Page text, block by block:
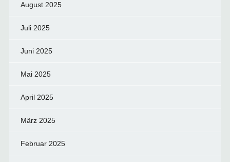
August 2025
Juli 2025
Juni 2025
Mai 2025
April 2025
März 2025
Februar 2025